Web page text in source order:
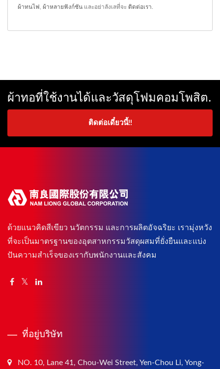
ผ้าทนไฟ ผ้าหลายฟังก์ชัน และอย่าลังเลที่จะ ติดต่อเรา
ผ้าทอที่ใช้งานได้และวัสดุโฟมคอมโพสิต.
ติดต่อเดี๋ยวนี้!!
ด้วยแนวคิดสีเขียว นวัตกรรม และการผลิตอัจฉริยะ เรามุ่งหวัง
ที่จะเป็นมาตรฐานของอุตสาหกรรมวัสดุผสมที่ยั่งยืนและแบ่ง
ปันความสำเร็จของเรากับพนักงานและสังคม
ที่อยู่บริษัท
NO. 10, Lane 41, Chou-Wei Street, Yen-Chou Li, Yong-